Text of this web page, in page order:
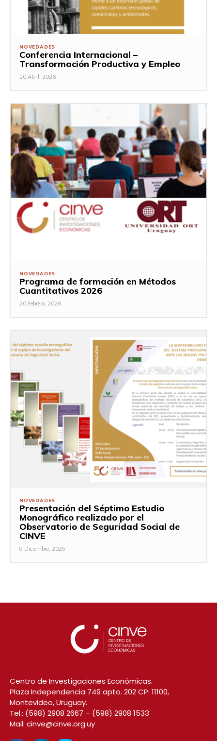
NOVEDADES
Conferencia Internacional –
Transformación Productiva y Empleo
20 Abril, 2026
NOVEDADES
Programa de formación en Métodos
Cuantitativos 2026
20 Febrero, 2026
NOVEDADES
Presentación del Séptimo Estudio
Monográfico realizado por el
Observatorio de Seguridad Social de
CINVE
8 Diciembre, 2025
Centro de Investigaciones Económicas.
Plaza Independencia 749 apto. 202 CP: 11100,
Montevideo, Uruguay.
Tel.: (598) 2908 2667 – (598) 2908 1533
Mail: cinve@cinve.org.uy